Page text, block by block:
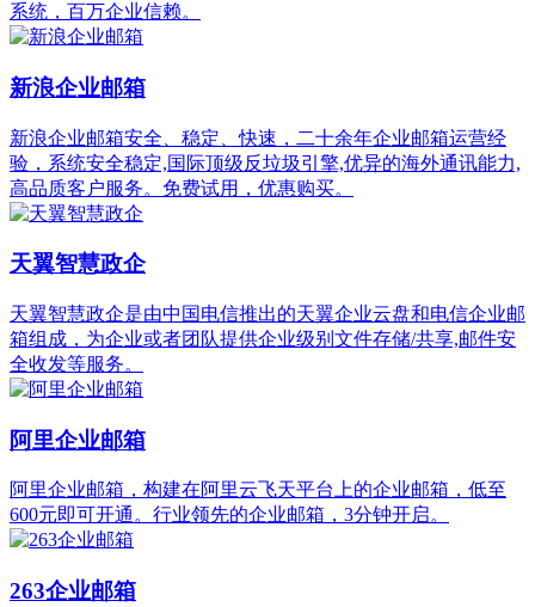
系统，百万企业信赖。
新浪企业邮箱
新浪企业邮箱安全、稳定、快速，二十余年企业邮箱运营经
验，系统安全稳定,国际顶级反垃圾引擎,优异的海外通讯能力,
高品质客户服务。免费试用，优惠购买。
天翼智慧政企
天翼智慧政企是由中国电信推出的天翼企业云盘和电信企业邮
箱组成，为企业或者团队提供企业级别文件存储/共享,邮件安
全收发等服务。
阿里企业邮箱
阿里企业邮箱，构建在阿里云飞天平台上的企业邮箱，低至
600元即可开通。行业领先的企业邮箱，3分钟开启。
263企业邮箱